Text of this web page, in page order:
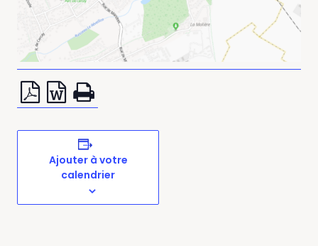
Ajouter à votre
calendrier